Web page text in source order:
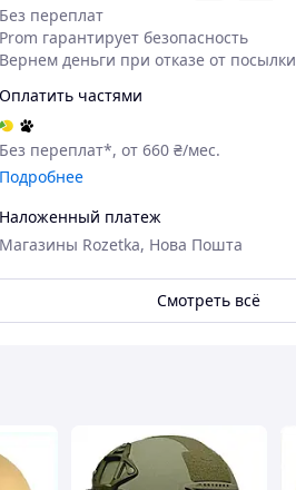
Без переплат
Prom гарантирует безопасность
Вернем деньги при отказе от посылки
Оплатить частями
Без переплат*, от 660 ₴/мес.
Подробнее
Наложенный платеж
Магазины Rozetka, Нова Пошта
Смотреть всё